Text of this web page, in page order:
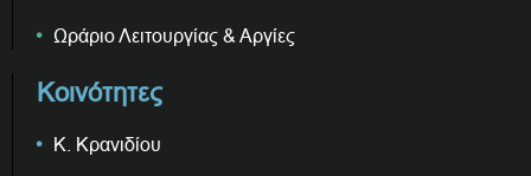
Ωράριο Λειτουργίας & Αργίες
Κοινότητες
Κ. Κρανιδίου